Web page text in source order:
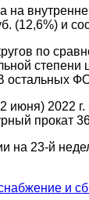
на
(12,6%) и
по
остальных
2022 г.
прокат
на 23-й
и